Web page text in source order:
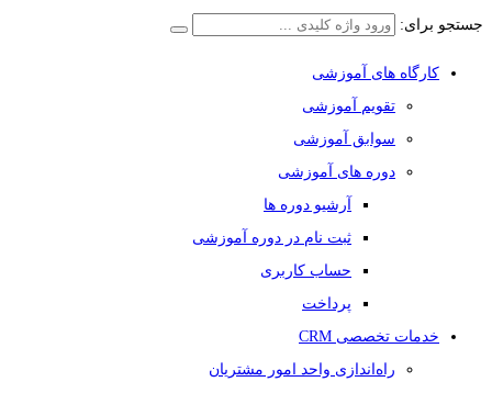
جستجو برای:
کارگاه های آموزشی
تقویم آموزشی
سوابق آموزشی
دوره های آموزشی
آرشیو دوره ها
ثبت نام در دوره آموزشی
حساب کاربری
پرداخت
خدمات تخصصی CRM
راه‌اندازی واحد امور مشتریان